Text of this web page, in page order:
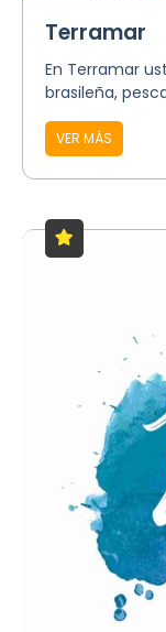
Terramar
En Terramar
brasileña,
VER MÁS